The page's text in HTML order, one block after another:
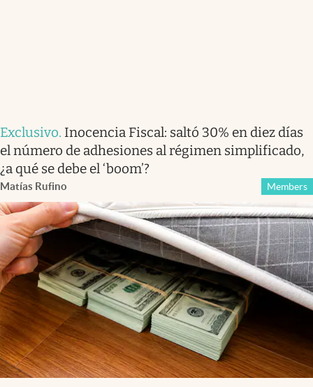
Exclusivo. Inocencia Fiscal: saltó 30% en diez días
el número de adhesiones al régimen simplificado,
¿a qué se debe el ‘boom’?
Matías Rufino Members